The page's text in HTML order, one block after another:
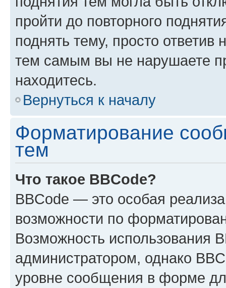
пройти до повторного
поднять тему, просто ответив
тем самым вы не нарушаете
находитесь.
Вернуться к началу
Форматирование
тем
Что такое BBCode?
BBCode — это особая
возможности по
Возможность использования
администратором, однако
уровне сообщения в форме